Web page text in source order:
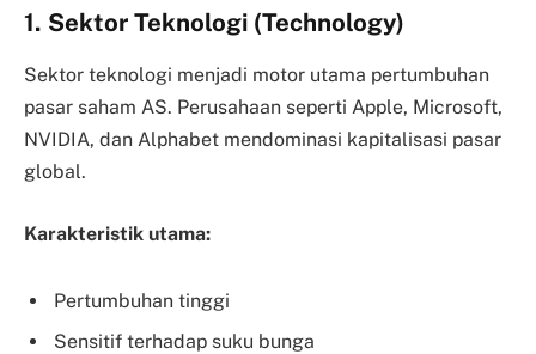
1. Sektor Teknologi (Technology)
Sektor teknologi menjadi motor utama pertumbuhan
pasar saham AS. Perusahaan seperti Apple, Microsoft,
NVIDIA, dan Alphabet mendominasi kapitalisasi pasar
global.
Karakteristik utama:
Pertumbuhan tinggi
Sensitif terhadap suku bunga